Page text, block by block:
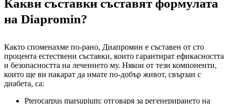
Какви съставки съставят формулата
на Diapromin?
Както споменахме по-рано, Диапромин е съставен от сто
процента естествени съставки, които гарантират ефикасността
и безопасността на лечението му. Някои от тези компоненти,
които ще ви накарат да имате по-добър живот, свързан с
диабета, са:
Pterocarpus marsupium: отговаря за регенерирането на